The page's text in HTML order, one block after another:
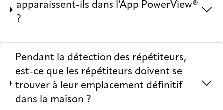
apparaissent-ils dans l’App PowerView®
?
Pendant la détection des répétiteurs,
est-ce que les répétiteurs doivent se
trouver à leur emplacement définitif
dans la maison ?